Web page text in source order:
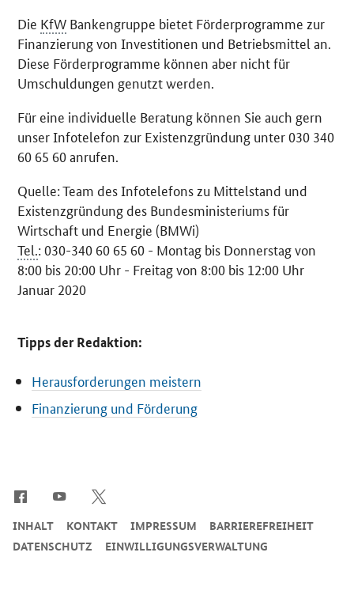
Die KfW Bankengruppe bietet Förderprogramme zur
Finanzierung von Investitionen und Betriebsmittel an.
Diese Förderprogramme können aber nicht für
Umschuldungen genutzt werden.
Für eine individuelle Beratung können Sie auch gern
unser Infotelefon zur Existenzgründung unter 030 340
60 65 60 anrufen.
Quelle: Team des Infotelefons zu Mittelstand und
Existenzgründung des Bundesministeriums für
Wirtschaft und Energie (BMWi)
Tel.: 030-340 60 65 60 - Montag bis Donnerstag von
8:00 bis 20:00 Uhr - Freitag von 8:00 bis 12:00 Uhr
Januar 2020
Tipps der Redaktion:
Herausforderungen meistern
Finanzierung und Förderung
INHALT KONTAKT IMPRESSUM
BARRIEREFREIHEIT
DATENSCHUTZ
EINWILLIGUNGSVERWALTUNG